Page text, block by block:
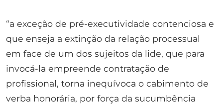
“a exceção de pré-executividade contenciosa e
que enseja a extinção da relação processual
em face de um dos sujeitos da lide, que para
invocá-la empreende contratação de
profissional, torna inequívoca o cabimento de
verba honorária, por força da sucumbência